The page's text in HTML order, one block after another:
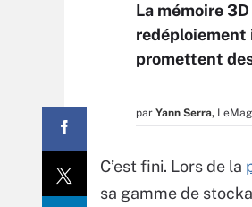
La mémoire
redéploiement
promettent
par Yann Serra,
C’est fini. Lors de la
sa gamme de